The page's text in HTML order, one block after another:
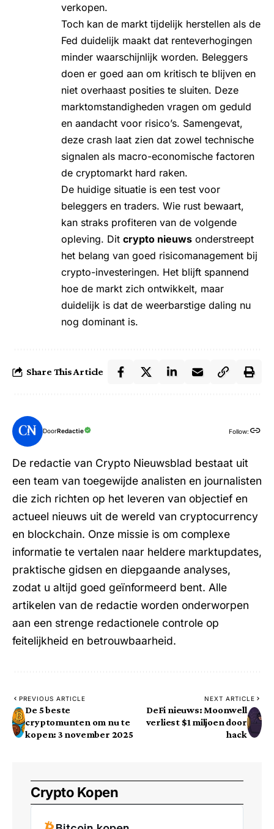
verkopen.
Toch kan de markt tijdelijk herstellen als de
Fed duidelijk maakt dat renteverhogingen
minder waarschijnlijk worden. Beleggers
doen er goed aan om kritisch te blijven en
niet overhaast posities te sluiten. Deze
marktomstandigheden vragen om geduld
en aandacht voor risico’s. Samengevat,
deze crash laat zien dat zowel technische
signalen als macro-economische factoren
de cryptomarkt hard raken.
De huidige situatie is een test voor
beleggers en traders. Wie rust bewaart,
kan straks profiteren van de volgende
opleving. Dit crypto nieuws onderstreept
het belang van goed risicomanagement bij
crypto-investeringen. Het blijft spannend
hoe de markt zich ontwikkelt, maar
duidelijk is dat de weerbarstige daling nu
nog dominant is.
Share This Article
DoorRedactie Follow:
De redactie van Crypto Nieuwsblad bestaat uit
een team van toegewijde analisten en journalisten
die zich richten op het leveren van objectief en
actueel nieuws uit de wereld van cryptocurrency
en blockchain. Onze missie is om complexe
informatie te vertalen naar heldere marktupdates,
praktische gidsen en diepgaande analyses,
zodat u altijd goed geïnformeerd bent. Alle
artikelen van de redactie worden onderworpen
aan een strenge redactionele controle op
feitelijkheid en betrouwbaarheid.
PREVIOUS ARTICLE
De 5 beste
cryptomunten om nu te
kopen: 3 november 2025
NEXT ARTICLE
DeFi nieuws: Moonwell
verliest $1 miljoen door
hack
Crypto Kopen